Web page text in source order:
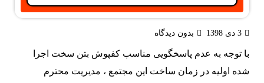
3 دی 1398 بدون دیدگاه
با توجه به عدم پاسخگویی مناسب کفپوش بتن سخت اجرا
شده اولیه در زمان ساخت این مجتمع ، مدیریت محترم